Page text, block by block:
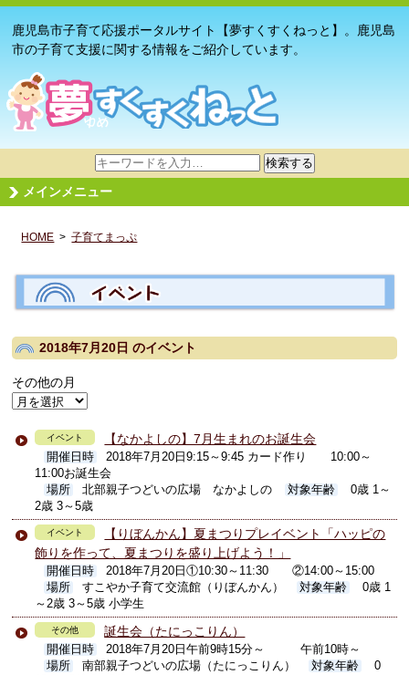
鹿児島市子育て応援ポータルサイト【夢すくすくねっと】。鹿児島
市の子育て支援に関する情報をご紹介しています。
サ
イ
ト
検
検索する
メインメニュー
HOME >子育てまっぷ
2018年7月20日のイベント
その他の月
イベント 【なかよしの】7月生まれのお誕生会
開催日時
2018年7月20日9:15～9:45 カード作り 10:00～
11:00お誕生会
場所
北部親子つどいの広場 なかよしの 対象年齢
0歳 1～
2歳 3～5歳
イベント
【りぼんかん】夏まつりプレイベント「ハッピの
飾りを作って、夏まつりを盛り上げよう！」
開催日時
2018年7月20日①10:30～11:30 ②14:00～15:00
場所
すこやか子育て交流館（りぼんかん） 対象年齢
0歳 1
～2歳 3～5歳 小学生
その他 誕生会（たにっこりん）
開催日時
2018年7月20日午前9時15分～ 午前10時～
場所
南部親子つどいの広場（たにっこりん） 対象年齢
0